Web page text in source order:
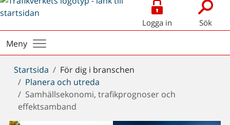
Logga in Sök
Meny
Du
är
här:
Startsida
För dig i branschen
Planera och utreda
Samhällsekonomi, trafikprognoser och
effektsamband